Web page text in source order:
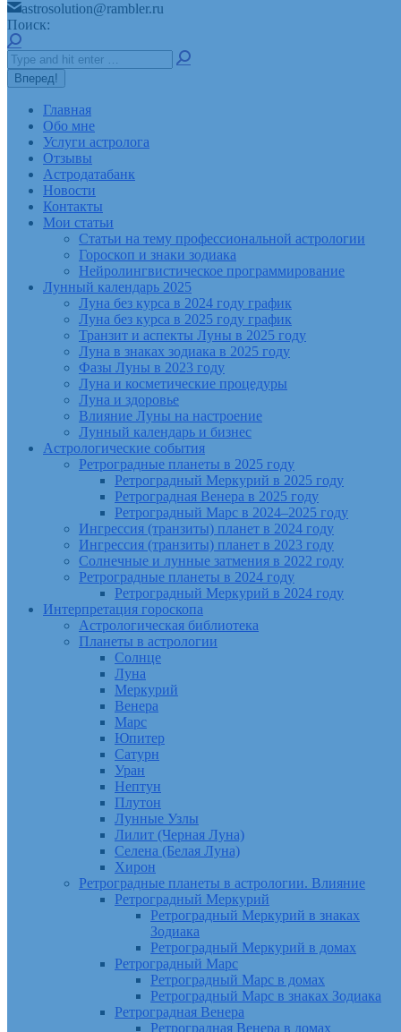
astrosolution@rambler.ru
Поиск:
Главная
Обо мне
Услуги астролога
Отзывы
Астродатабанк
Новости
Контакты
Мои статьи
Статьи на тему профессиональной астрологии
Гороскоп и знаки зодиака
Нейролингвистическое программирование
Лунный календарь 2025
Луна без курса в 2024 году график
Луна без курса в 2025 году график
Транзит и аспекты Луны в 2025 году
Луна в знаках зодиака в 2025 году
Фазы Луны в 2023 году
Луна и косметические процедуры
Луна и здоровье
Влияние Луны на настроение
Лунный календарь и бизнес
Астрологические события
Ретроградные планеты в 2025 году
Ретроградный Меркурий в 2025 году
Ретроградная Венера в 2025 году
Ретроградный Марс в 2024–2025 году
Ингрессия (транзиты) планет в 2024 году
Ингрессия (транзиты) планет в 2023 году
Солнечные и лунные затмения в 2022 году
Ретроградные планеты в 2024 году
Ретроградный Меркурий в 2024 году
Интерпретация гороскопа
Астрологическая библиотека
Планеты в астрологии
Солнце
Луна
Меркурий
Венера
Марс
Юпитер
Сатурн
Уран
Нептун
Плутон
Лунные Узлы
Лилит (Черная Луна)
Селена (Белая Луна)
Хирон
Ретроградные планеты в астрологии. Влияние
Ретроградный Меркурий
Ретроградный Меркурий в знаках
Зодиака
Ретроградный Меркурий в домах
Ретроградный Марс
Ретроградный Марс в домах
Ретроградный Марс в знаках Зодиака
Ретроградная Венера
Ретроградная Венера в домах